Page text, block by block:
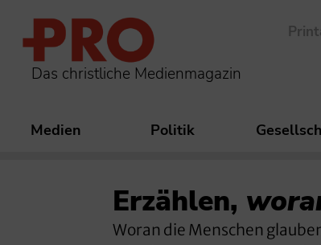
Das christliche Medienmagazin
Medien Politik
Erzählen,
Woran die Menschen